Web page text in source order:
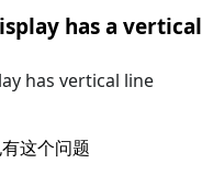
has a
has vertical line
这个问题